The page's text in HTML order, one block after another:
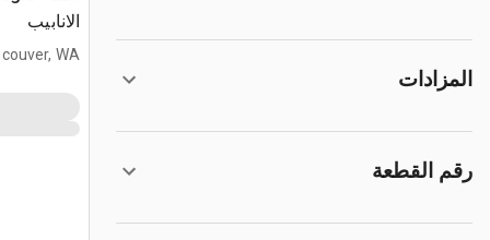
المزادات
رقم القطعة
الانابيب
WA